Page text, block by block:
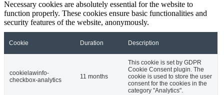
Necessary cookies are absolutely essential for the website to
function properly. These cookies ensure basic functionalities and
security features of the website, anonymously.
Cookie Duration Description
cookielawinfo-
checkbox-analytics
11 months
This cookie is set by GDPR
Cookie Consent plugin. The
cookie is used to store the user
consent for the cookies in the
category "Analytics".